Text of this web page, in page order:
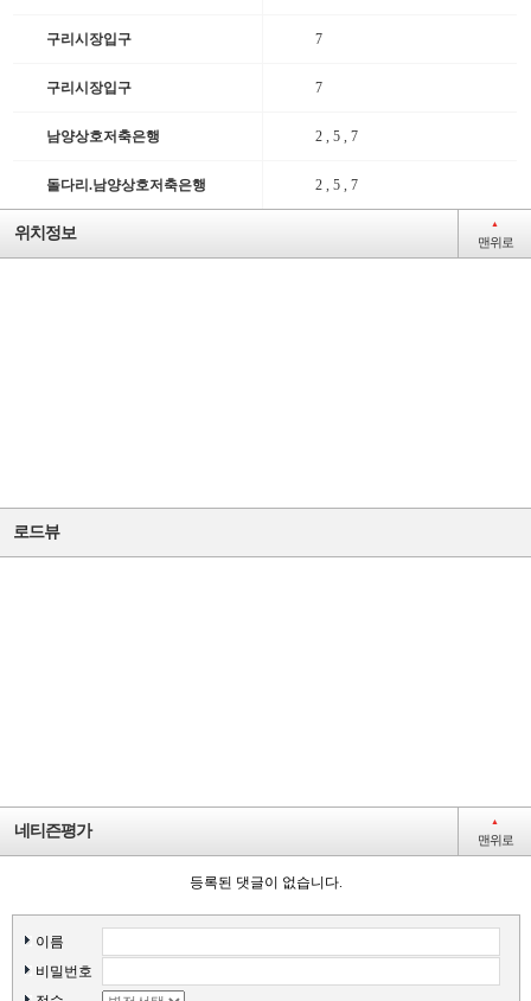
일반
구리시장입구 7
구리시장입구 7
남양상호저축은행 2 , 5 , 7
돌다리.남양상호저축은행 2 , 5 , 7
위치정보 ▲
맨위로
로드뷰
네티즌평가 ▲
맨위로
등록된 댓글이 없습니다.
이름
비밀번호